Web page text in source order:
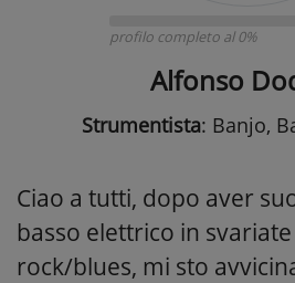
profilo completo al 0%
Alfonso
Strumentista: Banjo,
Ciao a tutti, dopo aver
basso elettrico in
rock/blues, mi sto